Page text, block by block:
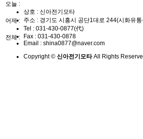
오늘 :
어제 :
전체 :
상호 : 신아전기모타
주소 : 경기도 시흥시 공단1대로 244(시화유
Tel : 031-430-0877(代)
Fax : 031-430-0878
Email : shina0877@naver.com
Copyright © 신아전기모타All Rights